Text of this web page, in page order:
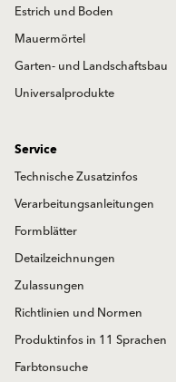
Estrich und Boden
Mauermörtel
Garten- und Landschaftsbau
Universalprodukte
Service
Technische Zusatzinfos
Verarbeitungsanleitungen
Formblätter
Detailzeichnungen
Zulassungen
Richtlinien und Normen
Produktinfos in 11 Sprachen
Farbtonsuche